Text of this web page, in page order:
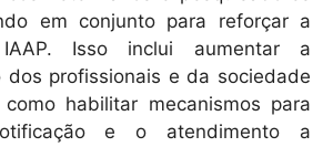
em conjunto para reforçar a
Isso inclui aumentar a
dos profissionais e da sociedade
habilitar mecanismos para
e o atendimento a